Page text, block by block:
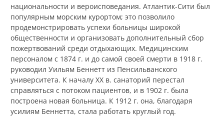
национальности и вероисповедания. Атлантик-Сити был
популярным морским курортом; это позволило
продемонстрировать успехи больницы широкой
общественности и организовать дополнительный сбор
пожертвований среди отдыхающих. Медицинским
персоналом с 1874 г. и до самой своей смерти в 1918 г.
руководил Уильям Беннетт из Пенсильванского
университета. К началу XX в. санаторий перестал
справляться с потоком пациентов, и в 1902 г. была
построена новая больница. К 1912 г. она, благодаря
усилиям Беннетта, стала работать круглый год.